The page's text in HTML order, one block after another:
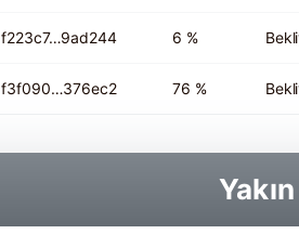
f223c7…9ad244 6 %
f3f090…376ec2 76 %